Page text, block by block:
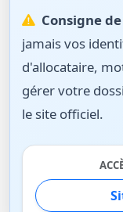
Consigne
jamais vos
d'allocataire,
gérer votre
le site officiel.